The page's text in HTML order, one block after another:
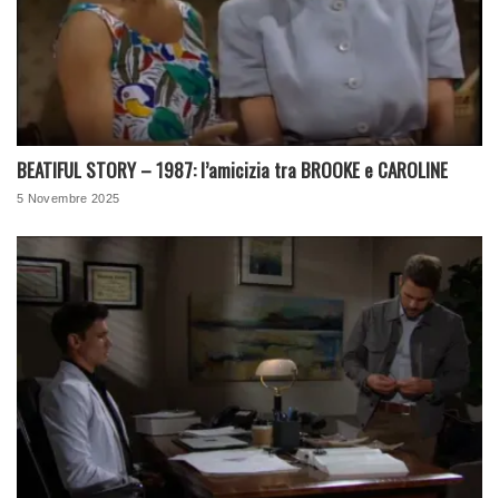
BEATIFUL STORY – 1987: l’amicizia tra BROOKE e CAROLINE
5 Novembre 2025